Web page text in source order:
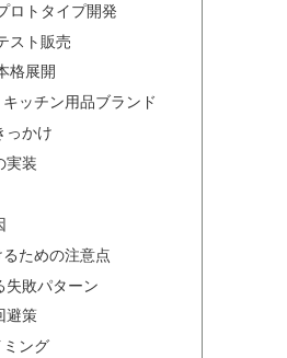
ロトタイプ開発
スト販売
格展開
ッチン用品ブランド
っかけ
実装
ための注意点
失敗パターン
避策
ング